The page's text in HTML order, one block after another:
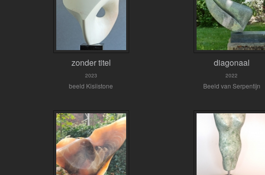
zonder titel
2023
beeld Kisiistone
diagonaal
2022
Beeld van Serpentijn